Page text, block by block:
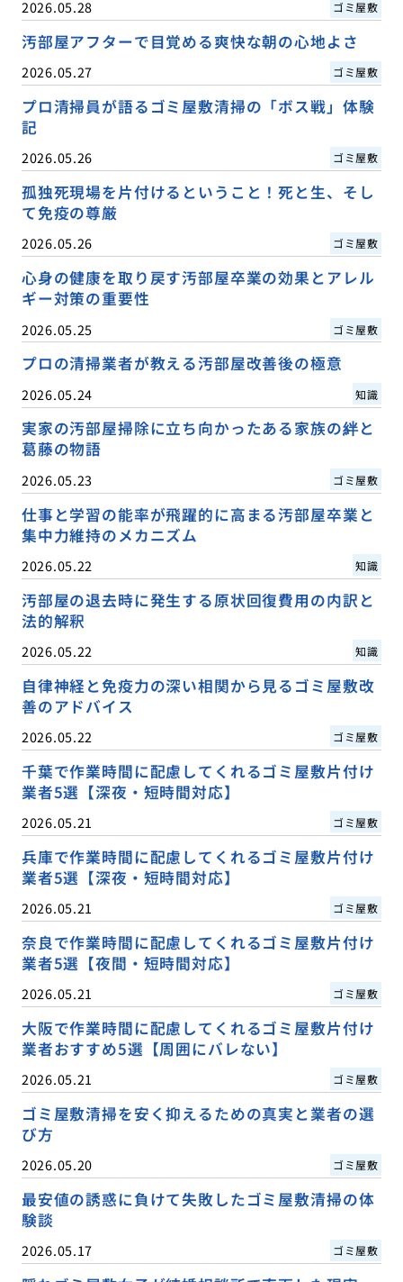
2026.05.28 ゴミ屋敷
汚部屋アフターで目覚める爽快な朝の心地よさ
2026.05.27 ゴミ屋敷
プロ清掃員が語るゴミ屋敷清掃の「ボス戦」体験
記
2026.05.26 ゴミ屋敷
孤独死現場を片付けるということ！死と生、そし
て免疫の尊厳
2026.05.26 ゴミ屋敷
心身の健康を取り戻す汚部屋卒業の効果とアレル
ギー対策の重要性
2026.05.25 ゴミ屋敷
プロの清掃業者が教える汚部屋改善後の極意
2026.05.24 知識
実家の汚部屋掃除に立ち向かったある家族の絆と
葛藤の物語
2026.05.23 ゴミ屋敷
仕事と学習の能率が飛躍的に高まる汚部屋卒業と
集中力維持のメカニズム
2026.05.22 知識
汚部屋の退去時に発生する原状回復費用の内訳と
法的解釈
2026.05.22 知識
自律神経と免疫力の深い相関から見るゴミ屋敷改
善のアドバイス
2026.05.22 ゴミ屋敷
千葉で作業時間に配慮してくれるゴミ屋敷片付け
業者5選【深夜・短時間対応】
2026.05.21 ゴミ屋敷
兵庫で作業時間に配慮してくれるゴミ屋敷片付け
業者5選【深夜・短時間対応】
2026.05.21 ゴミ屋敷
奈良で作業時間に配慮してくれるゴミ屋敷片付け
業者5選【夜間・短時間対応】
2026.05.21 ゴミ屋敷
大阪で作業時間に配慮してくれるゴミ屋敷片付け
業者おすすめ5選【周囲にバレない】
2026.05.21 ゴミ屋敷
ゴミ屋敷清掃を安く抑えるための真実と業者の選
び方
2026.05.20 ゴミ屋敷
最安値の誘惑に負けて失敗したゴミ屋敷清掃の体
験談
2026.05.17 ゴミ屋敷